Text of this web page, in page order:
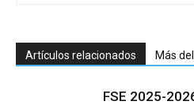
Artículos relacionados Más
FSE 2025-